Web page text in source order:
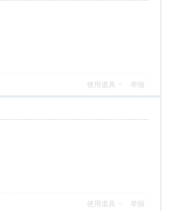
使用道具 举报
使用道具 举报